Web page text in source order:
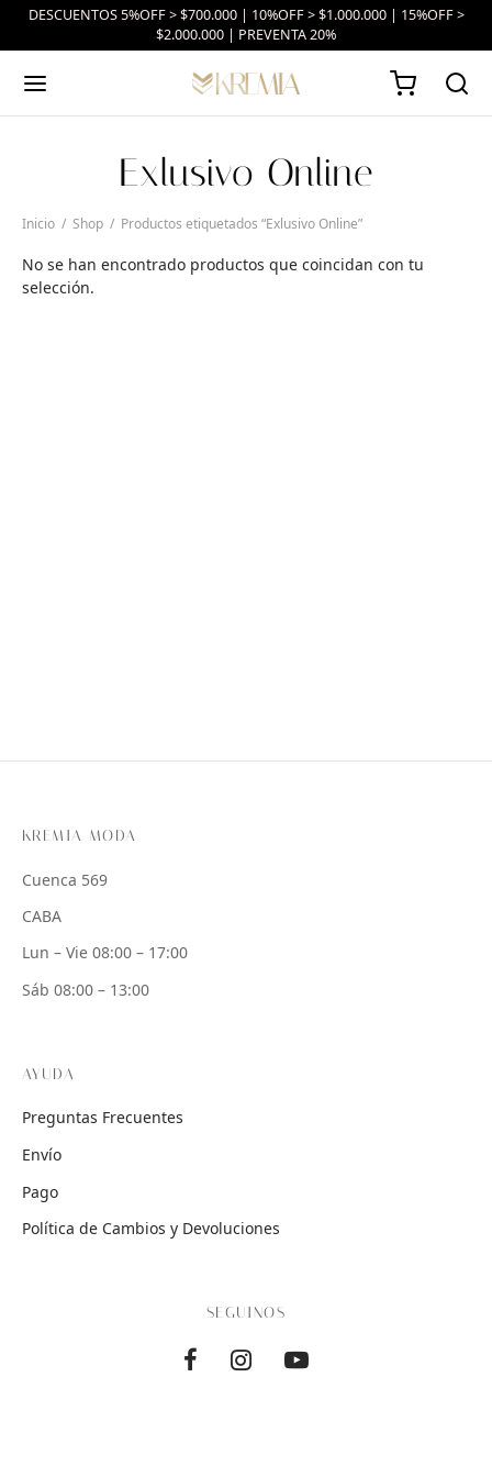
DESCUENTOS 5%OFF > $700.000 | 10%OFF > $1.000.000 | 15%OFF >
$2.000.000 | PREVENTA 20%
Exlusivo Online
Inicio / Shop / Productos etiquetados “Exlusivo Online”
No se han encontrado productos que coincidan con tu
selección.
KREMIA MODA
Cuenca 569
CABA
Lun – Vie 08:00 – 17:00
Sáb 08:00 – 13:00
AYUDA
Preguntas Frecuentes
Envío
Pago
Política de Cambios y Devoluciones
SEGUINOS